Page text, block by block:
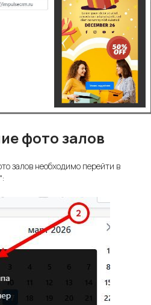
фото залов
залов необходимо перейти в
":